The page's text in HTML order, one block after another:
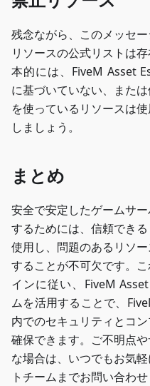
残念ながら、このメッセ
リソースの公式リストは
本的には、FiveM Asset
に基づいていない、また
を使っているリソースは
しましょう。
まとめ
安全で安定したゲームサ
するためには、信頼でき
使用し、問題のあるリソ
することが不可欠です。
インに従い、FiveM
ムを活用することで、
内でのセキュリティとコ
確保できます。ご不明点
な場合は、いつでもお気
トチームまでお問い合わ